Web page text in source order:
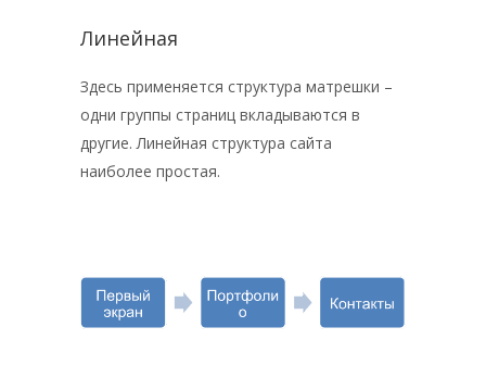
Линейная
Здесь применяется структура матрешки –
одни группы страниц вкладываются в
другие. Линейная структура сайта
наиболее простая.